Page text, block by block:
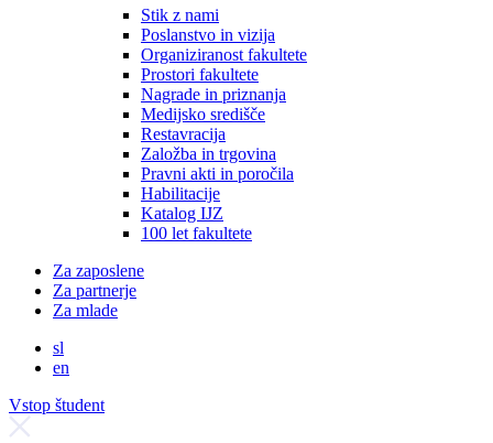
Stik z nami
Poslanstvo in vizija
Organiziranost fakultete
Prostori fakultete
Nagrade in priznanja
Medijsko središče
Restavracija
Založba in trgovina
Pravni akti in poročila
Habilitacije
Katalog IJZ
100 let fakultete
Za zaposlene
Za partnerje
Za mlade
sl
en
Vstop študent